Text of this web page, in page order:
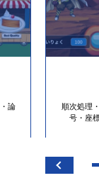
論
順次処理
号・座